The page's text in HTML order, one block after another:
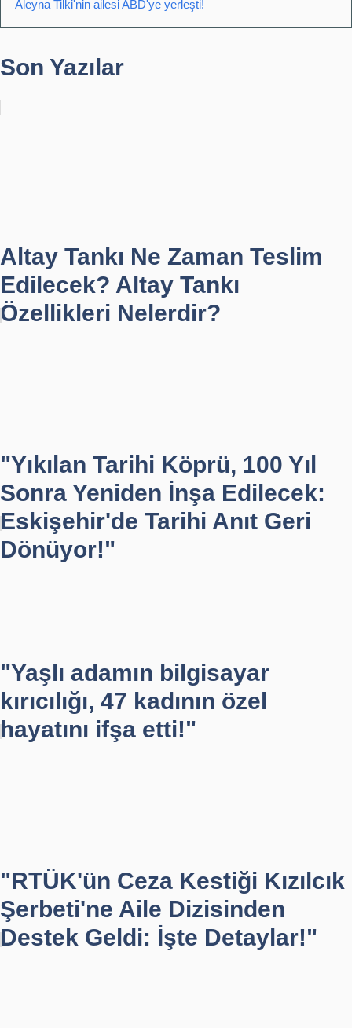
Aleyna Tilki'nin ailesi ABD'ye yerleşti!
Son Yazılar
Altay Tankı Ne Zaman Teslim
Edilecek? Altay Tankı
Özellikleri Nelerdir?
"Yıkılan Tarihi Köprü, 100 Yıl
Sonra Yeniden İnşa Edilecek:
Eskişehir'de Tarihi Anıt Geri
Dönüyor!"
"Yaşlı adamın bilgisayar
kırıcılığı, 47 kadının özel
hayatını ifşa etti!"
"RTÜK'ün Ceza Kestiği Kızılcık
Şerbeti'ne Aile Dizisinden
Destek Geldi: İşte Detaylar!"